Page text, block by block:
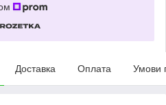
Доставка Оплата Умови